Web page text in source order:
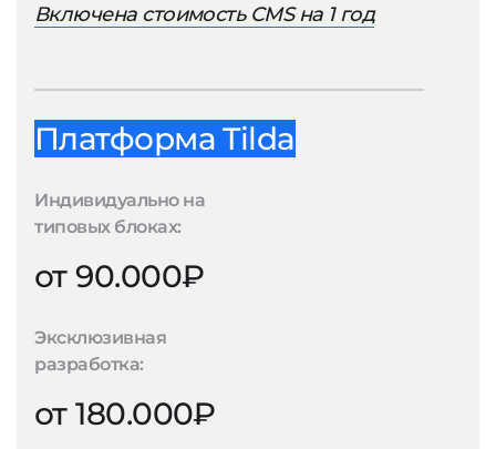
Включена стоимость CMS на 1 год
Платформа Tilda
Индивидуально на
типовых блоках:
от 90.000₽
Эксклюзивная
разработка:
от 180.000₽